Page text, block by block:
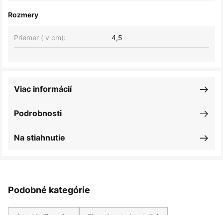
Rozmery
Priemer ( v cm): 4,5
Podrobnosti
Viac informácií
Na stiahnutie
Podobné kategórie